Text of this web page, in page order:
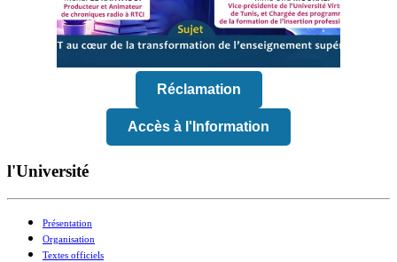
Réclamation
Accès à l'Information
l'Université
Présentation
Organisation
Textes officiels